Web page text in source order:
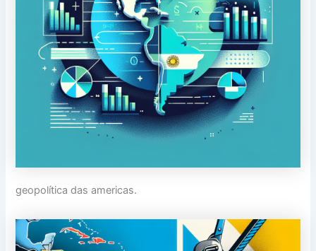
geopolítica das americas.